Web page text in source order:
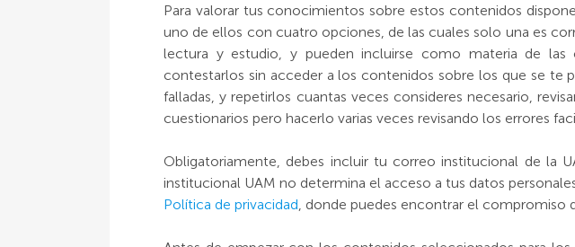
Para valorar tus conocimientos sobre estos contenidos
uno de ellos con cuatro opciones, de las cuales solo una es
lectura y estudio, y pueden incluirse como materia de las
contestarlos sin acceder a los contenidos sobre los que se te
falladas, y repetirlos cuantas veces consideres necesario,
cuestionarios pero hacerlo varias veces revisando los errores
Obligatoriamente, debes incluir tu correo institucional de la
institucional UAM no determina el acceso a tus datos
Política de privacidad, donde puedes encontrar el compromiso